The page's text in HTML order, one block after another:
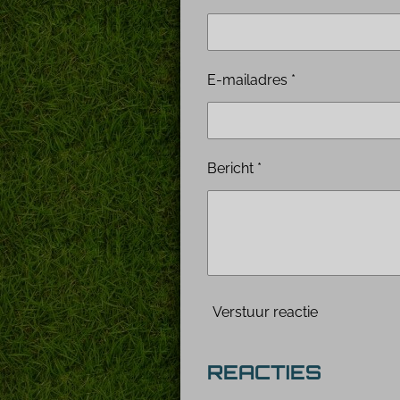
E-mailadres *
Bericht *
Verstuur reactie
REACTIES